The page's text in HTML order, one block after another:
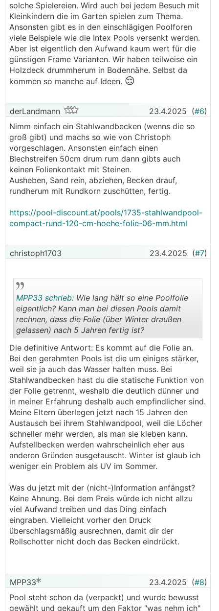
solche Spielereien. Wird auch bei jedem Besuch mit
Kleinkindern die im Garten spielen zum Thema.
Ansonsten gibt es in den einschlägigen Poolforen
viele Beispiele wie die Intex Pools versenkt werden.
Aber ist eigentlich den Aufwand kaum wert für die
günstigen Frame Varianten. Wir haben teilweise ein
Holzdeck drummherum in Bodennähe. Selbst da
kommen so manche auf Ideen. 😌
derLandmann 23.4.2025 (#6)
Nimm einfach ein Stahlwandbecken (wenns die so
groß gibt) und machs so wie von Christoph
vorgeschlagen. Ansonsten einfach einen
Blechstreifen 50cm drum rum dann gibts auch
keinen Folienkontakt mit Steinen.
Ausheben, Sand rein, abziehen, Becken drauf,
rundherum mit Rundkorn zuschütten, fertig.
https://pool-discount.at/pools/1735-stahlwandpool-
compact-rund-120-cm-hoehe-folie-06-mm.html
christoph1703 23.4.2025 (#7)
..
MPP33 schrieb: Wie lang hält so eine Poolfolie
eigentlich? Kann man bei diesen Pools damit
rechnen, dass die Folie (über Winter draußen
gelassen) nach 5 Jahren fertig ist?
Die definitive Antwort: Es kommt auf die Folie an.
Bei den gerahmten Pools ist die um einiges stärker,
weil sie ja auch das Wasser halten muss. Bei
Stahlwandbecken hast du die statische Funktion von
der Folie getrennt, weshalb die deutlich dünner und
in meiner Erfahrung deshalb auch empfindlicher sind.
Meine Eltern überlegen jetzt nach 15 Jahren den
Austausch bei ihrem Stahlwandpool, weil die Löcher
schneller mehr werden, als man sie kleben kann.
Aufstellbecken werden wahrscheinlich eher aus
anderen Gründen ausgetauscht. Winter ist glaub ich
weniger ein Problem als UV im Sommer.
Was du jetzt mit der (nicht-)Information anfängst?
Keine Ahnung. Bei dem Preis würde ich nicht allzu
viel Aufwand treiben und das Ding einfach
eingraben. Vielleicht vorher den Druck
überschlagsmäßig ausrechnen, damit dir der
Rollschotter nicht doch das Becken eindrückt.
MPP33 23.4.2025 (#8)
Pool steht schon da (verpackt) und wurde bewusst
gewählt und gekauft um den Faktor "was nehm ich"